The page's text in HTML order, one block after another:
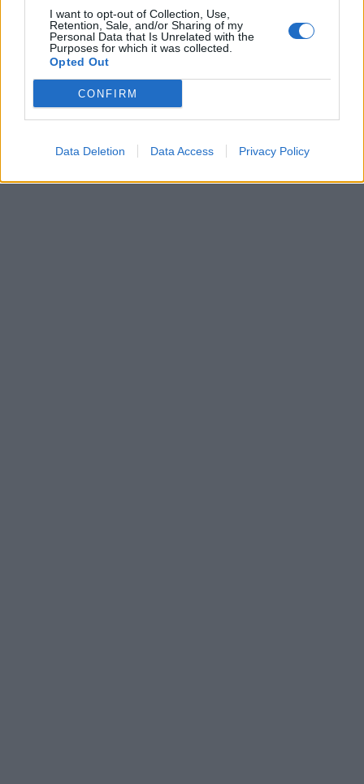
I want to opt-out of Collection, Use,
Retention, Sale, and/or Sharing of my
Personal Data that Is Unrelated with the
Purposes for which it was collected.
Opted Out
CONFIRM
Data Deletion Data Access Privacy Policy